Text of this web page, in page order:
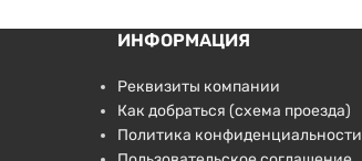
ИНФОРМАЦИЯ
Реквизиты компании
Как добраться (схема проезда)
Политика конфиденциальности